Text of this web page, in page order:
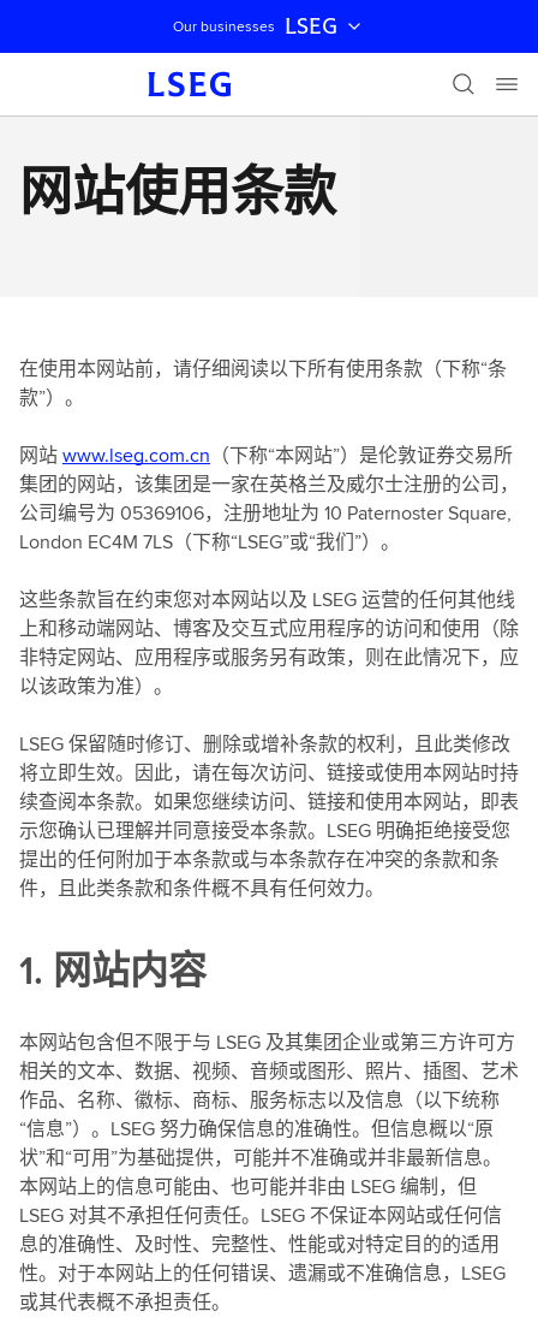
跳过导航
Our businesses LSEG
网站使用条款
在使用本网站前，请仔细阅读以下所有使用条款（下称“条
款”）。
网站www.lseg.com.cn （下称“本网站”）是伦敦证券交易所
集团的网站，该集团是一家在英格兰及威尔士注册的公司，
公司编号为 05369106，注册地址为 10 Paternoster Square,
London EC4M 7LS（下称“LSEG”或“我们”）。
这些条款旨在约束您对本网站以及 LSEG 运营的任何其他线
上和移动端网站、博客及交互式应用程序的访问和使用（除
非特定网站、应用程序或服务另有政策，则在此情况下，应
以该政策为准）。
LSEG 保留随时修订、删除或增补条款的权利，且此类修改
将立即生效。因此，请在每次访问、链接或使用本网站时持
续查阅本条款。如果您继续访问、链接和使用本网站，即表
示您确认已理解并同意接受本条款。LSEG 明确拒绝接受您
提出的任何附加于本条款或与本条款存在冲突的条款和条
件，且此类条款和条件概不具有任何效力。
1. 网站内容
本网站包含但不限于与 LSEG 及其集团企业或第三方许可方
相关的文本、数据、视频、音频或图形、照片、插图、艺术
作品、名称、徽标、商标、服务标志以及信息（以下统称
“信息”）。LSEG 努力确保信息的准确性。但信息概以“原
状”和“可用”为基础提供，可能并不准确或并非最新信息。
本网站上的信息可能由、也可能并非由 LSEG 编制，但
LSEG 对其不承担任何责任。LSEG 不保证本网站或任何信
息的准确性、及时性、完整性、性能或对特定目的的适用
性。对于本网站上的任何错误、遗漏或不准确信息，LSEG
或其代表概不承担责任。